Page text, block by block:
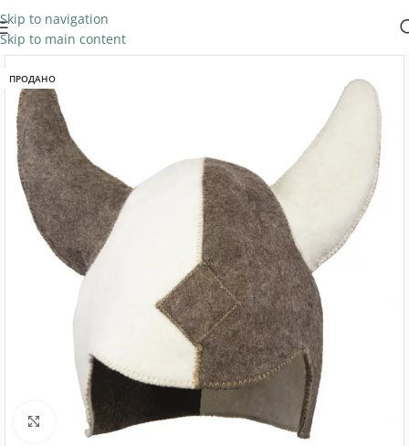
Skip to navigation
Skip to main content
ПРОДАНО
Нажмите, чтобы увеличить